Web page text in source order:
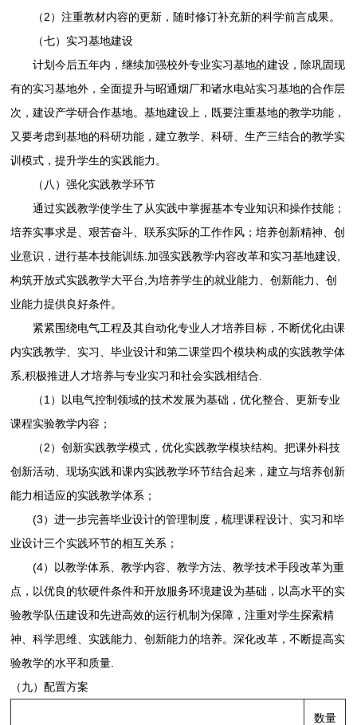
（2）注重教材内容的更新，随时修订补充新的科学前言成果。
（七）实习基地建设
计划今后五年内，继续加强校外专业实习基地的建设，除巩固现
有的实习基地外，全面提升与昭通烟厂和诸水电站实习基地的合作层
次，建设产学研合作基地。基地建设上，既要注重基地的教学功能，
又要考虑到基地的科研功能，建立教学、科研、生产三结合的教学实
训模式，提升学生的实践能力。
（八）强化实践教学环节
通过实践教学使学生了从实践中掌握基本专业知识和操作技能；
培养实事求是、艰苦奋斗、联系实际的工作作风；培养创新精神、创
业意识，进行基本技能训练.加强实践教学内容改革和实习基地建设,
构筑开放式实践教学大平台,为培养学生的就业能力、创新能力、创
业能力提供良好条件。
紧紧围绕电气工程及其自动化专业人才培养目标，不断优化由课
内实践教学、实习、毕业设计和第二课堂四个模块构成的实践教学体
系,积极推进人才培养与专业实习和社会实践相结合.
（1）以电气控制领域的技术发展为基础，优化整合、更新专业
课程实验教学内容；
（2）创新实践教学模式，优化实践教学模块结构。把课外科技
创新活动、现场实践和课内实践教学环节结合起来，建立与培养创新
能力相适应的实践教学体系；
(3）进一步完善毕业设计的管理制度，梳理课程设计、实习和毕
业设计三个实践环节的相互关系；
(4）以教学体系、教学内容、教学方法、教学技术手段改革为重
点，以优良的软硬件条件和开放服务环境建设为基础，以高水平的实
验教学队伍建设和先进高效的运行机制为保障，注重对学生探索精
神、科学思维、实践能力、创新能力的培养。深化改革，不断提高实
验教学的水平和质量.
（九）配置方案
数量